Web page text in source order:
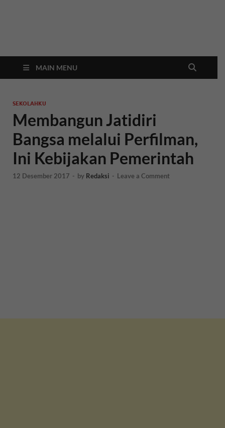
MAIN MENU
SEKOLAHKU
Membangun Jatidiri
Bangsa melalui Perfilman,
Ini Kebijakan Pemerintah
12 Desember 2017 - by Redaksi - Leave a Comment